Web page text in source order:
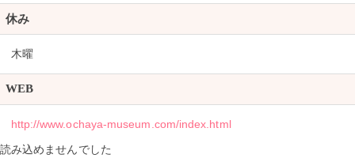
休み
木曜
WEB
http://www.ochaya-museum.com/index.html
読み込めませんでした